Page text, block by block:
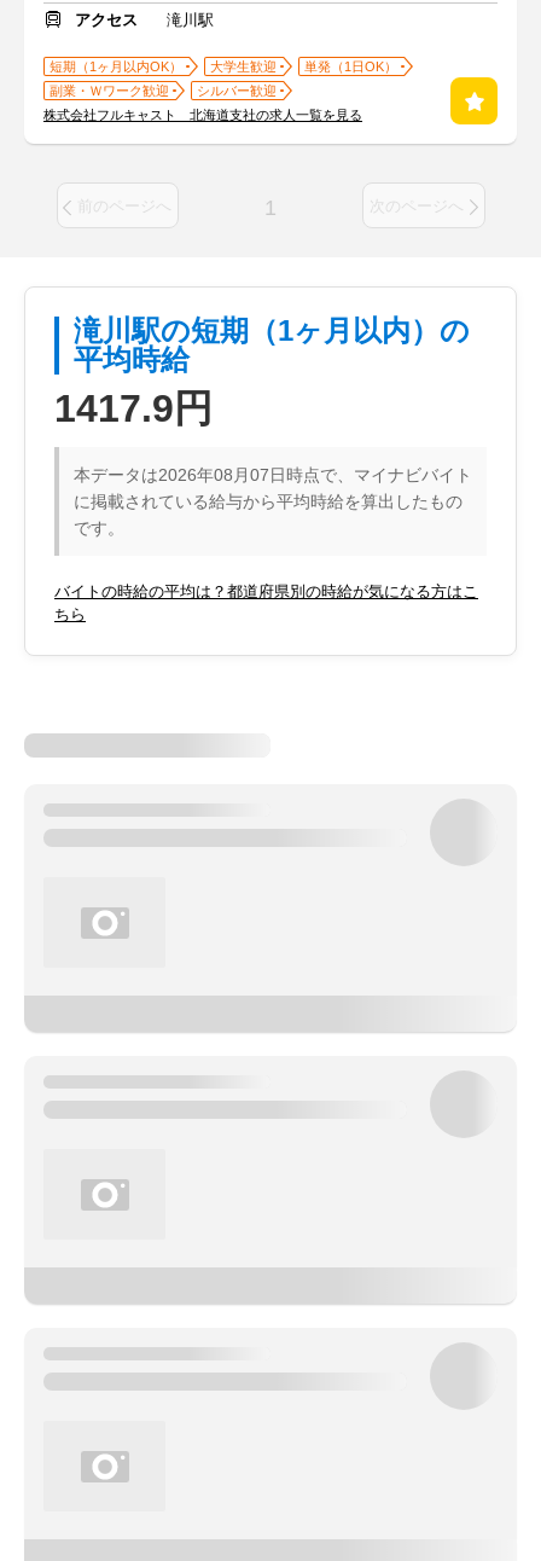
アクセス
滝川駅
短期（1ヶ月以内OK） 大学生歓迎
単発（1日OK）
副業・Ｗワーク歓迎
シルバー歓迎
株式会社フルキャスト 北海道支社の求人一覧を見る
前のページへ 1 次のページへ
滝川駅の短期（1ヶ月以内）の
平均時給
1417.9円
本データは2026年08月07日時点で、マイナビバイト
に掲載されている給与から平均時給を算出したもの
です。
バイトの時給の平均は？都道府県別の時給が気になる方はこ
ちら